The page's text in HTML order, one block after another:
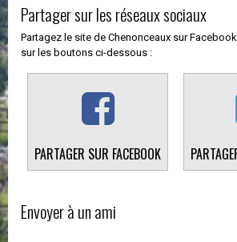
Partager sur les réseaux sociaux
Partagez le site de Chenonceaux sur
sur les boutons ci-dessous :
PARTAGER SUR FACEBOOK
Envoyer à un ami